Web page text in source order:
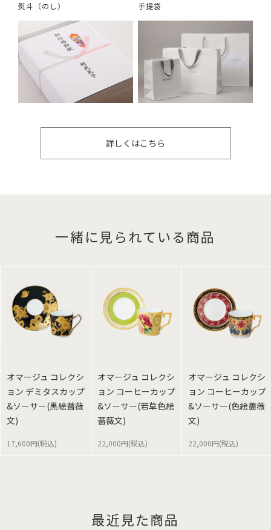
熨斗（のし） 手提袋
詳しくはこちら
一緒に見られている商品
オマージュ コレクシ
ョン デミタスカップ
&ソーサー(黒絵薔薇
文)
17,600円(税込)
オマージュ コレクシ
ョン コーヒーカップ
&ソーサー(若草色絵
薔薇文)
22,000円(税込)
オマージュ コレクシ
ョン コーヒーカップ
&ソーサー(色絵薔薇
文)
22,000円(税込)
最近見た商品